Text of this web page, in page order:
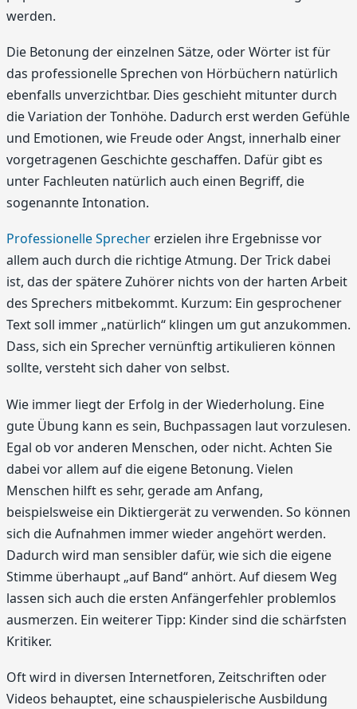
werden.
Die Betonung der einzelnen Sätze, oder Wörter ist für
das professionelle Sprechen von Hörbüchern natürlich
ebenfalls unverzichtbar. Dies geschieht mitunter durch
die Variation der Tonhöhe. Dadurch erst werden Gefühle
und Emotionen, wie Freude oder Angst, innerhalb einer
vorgetragenen Geschichte geschaffen. Dafür gibt es
unter Fachleuten natürlich auch einen Begriff, die
sogenannte Intonation.
Professionelle Sprecher erzielen ihre Ergebnisse vor
allem auch durch die richtige Atmung. Der Trick dabei
ist, das der spätere Zuhörer nichts von der harten Arbeit
des Sprechers mitbekommt. Kurzum: Ein gesprochener
Text soll immer „natürlich“ klingen um gut anzukommen.
Dass, sich ein Sprecher vernünftig artikulieren können
sollte, versteht sich daher von selbst.
Wie immer liegt der Erfolg in der Wiederholung. Eine
gute Übung kann es sein, Buchpassagen laut vorzulesen.
Egal ob vor anderen Menschen, oder nicht. Achten Sie
dabei vor allem auf die eigene Betonung. Vielen
Menschen hilft es sehr, gerade am Anfang,
beispielsweise ein Diktiergerät zu verwenden. So können
sich die Aufnahmen immer wieder angehört werden.
Dadurch wird man sensibler dafür, wie sich die eigene
Stimme überhaupt „auf Band“ anhört. Auf diesem Weg
lassen sich auch die ersten Anfängerfehler problemlos
ausmerzen. Ein weiterer Tipp: Kinder sind die schärfsten
Kritiker.
Oft wird in diversen Internetforen, Zeitschriften oder
Videos behauptet, eine schauspielerische Ausbildung